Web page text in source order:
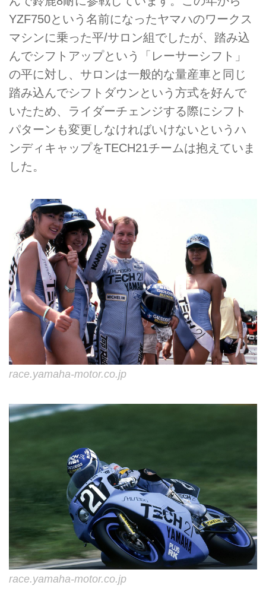
YZF750という名前になったヤマハのワークス
マシンに乗った平/サロン組でしたが、踏み込
んでシフトアップという「レーサーシフト」
の平に対し、サロンは一般的な量産車と同じ
踏み込んでシフトダウンという方式を好んで
いたため、ライダーチェンジする際にシフト
パターンも変更しなければいけないというハ
ンディキャップをTECH21チームは抱えていま
した。
race.yamaha-motor.co.jp
race.yamaha-motor.co.jp